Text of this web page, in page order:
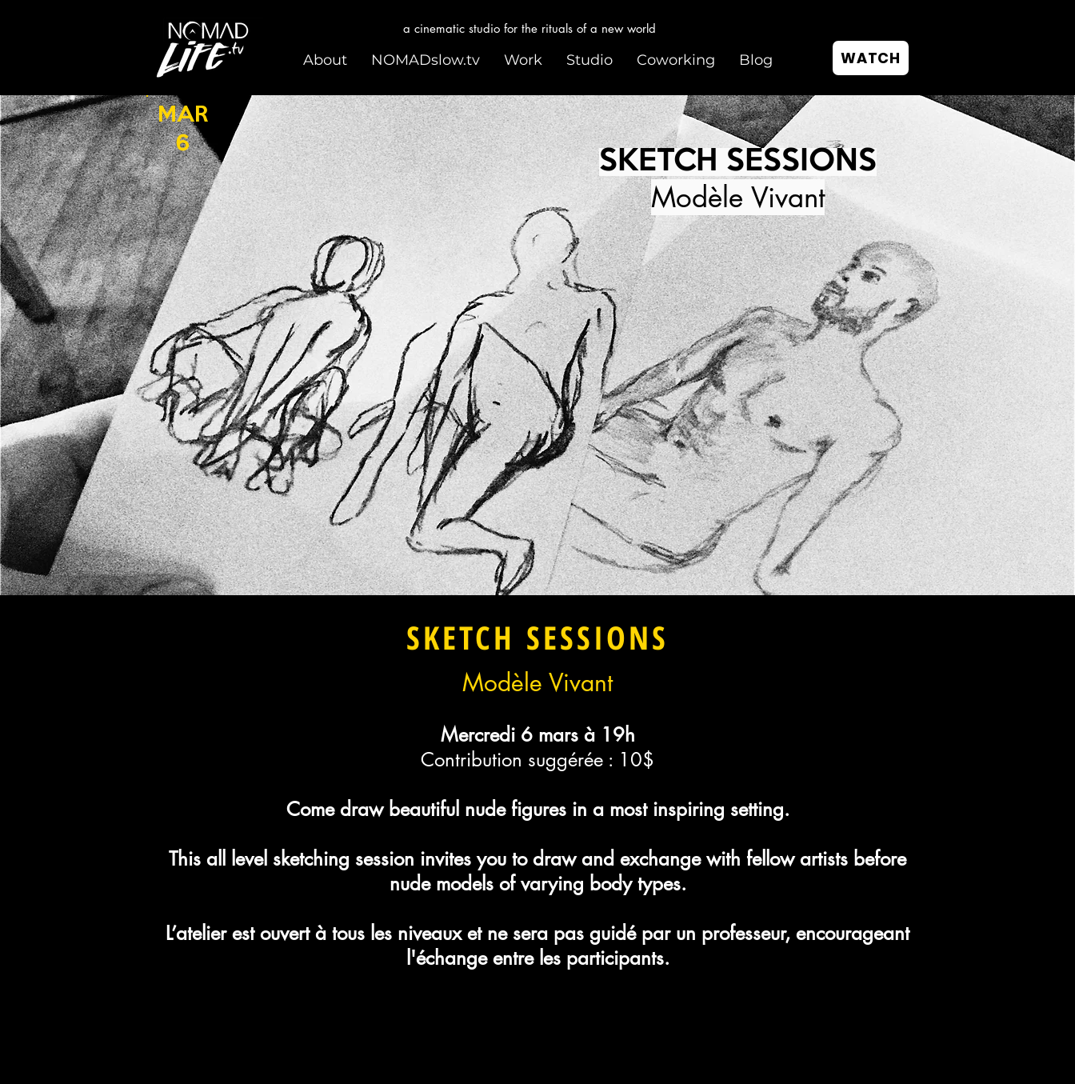
a cinematic studio for the rituals of a new world
About NOMADslow.tv Work Studio Coworking Blog WATCH
MAR
6
SKETCH SESSIONS
Modèle Vivant
SKETCH SESSIONS
Modèle Vivant
Mercredi 6 mars à 19h
Contribution suggérée : 10$
Come draw beautiful nude figures in a most inspiring setting.
This all level sketching session invites you to draw and exchange with fellow artists before
nude models of varying body types.
L’atelier est ouvert à tous les niveaux et ne sera pas guidé par un professeur, encourageant
l'échange entre les participants.